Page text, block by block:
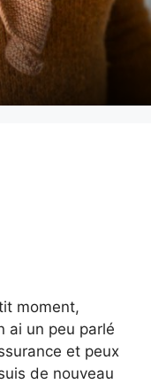
moment,
ai un peu parlé
et peux
de nouveau